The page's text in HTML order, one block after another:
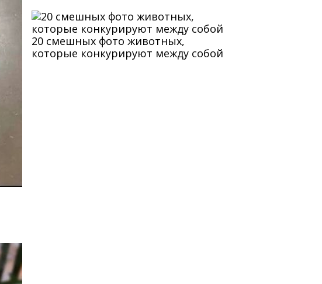
20 смешных фото животных,
которые конкурируют между собой